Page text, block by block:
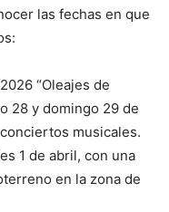
las fechas en que
“Oleajes de
28 y domingo 29 de
musicales.
1 de abril, con una
en la zona de